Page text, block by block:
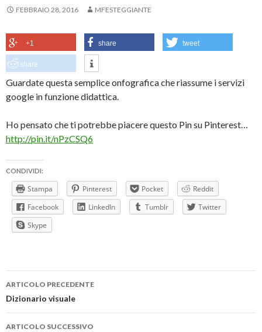
FEBBRAIO 28, 2016 MFESTEGGIANTE
+1 share tweet
share
Guardate questa semplice onfografica che riassume i servizi
google in funzione didattica.
Ho pensato che ti potrebbe piacere questo Pin su Pinterest…
http://pin.it/nPzCSQ6
CONDIVIDI:
Stampa Pinterest Pocket
Reddit
Facebook
LinkedIn Tumblr
Twitter
Skype
Navigazione
articolo
ARTICOLO PRECEDENTE
Dizionario visuale
ARTICOLO SUCCESSIVO